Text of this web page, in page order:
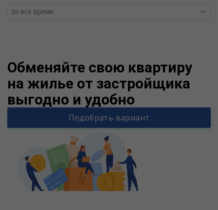
Обменяйте свою квартиру
на жилье от застройщика
выгодно и удобно
Подобрать вариант